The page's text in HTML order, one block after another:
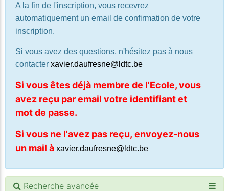
A la fin de l'inscription, vous recevrez
automatiquement un email de confirmation de votre
inscription.
Si vous avez des questions, n'hésitez pas à nous
contacter xavier.daufresne@ldtc.be
Si vous êtes déjà membre de l'Ecole, vous
avez reçu par email votre identifiant et
mot de passe.
Si vous ne l'avez pas reçu, envoyez-nous
un mail à xavier.daufresne@ldtc.be
Recherche avancée